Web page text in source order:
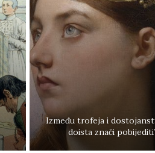
Između trofeja i
doista znači